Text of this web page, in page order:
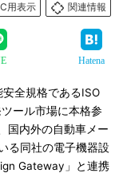
用表示
関連情報
Hatena
全規格であるISO
ール市場に本格参
国内外の自動車メー
る同社の電子機器設
Gateway」と連携